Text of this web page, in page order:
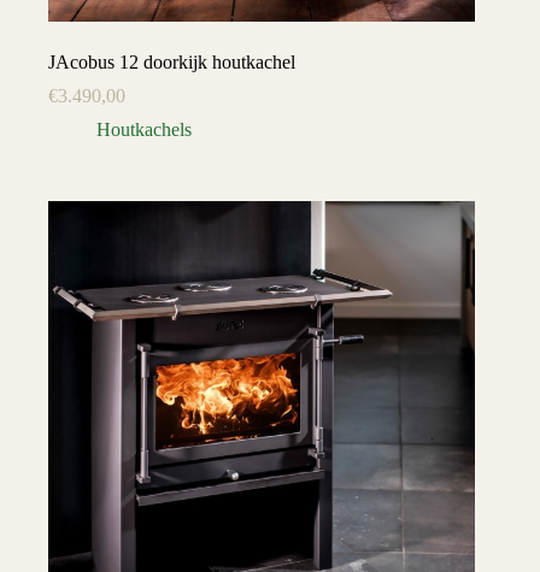
JAcobus 12 doorkijk houtkachel
€3.490,00
Houtkachels